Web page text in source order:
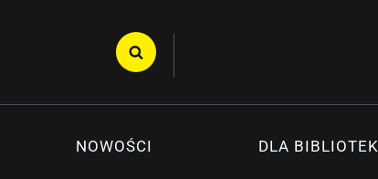
NOWOŚCI DLA BIBLIOTEK